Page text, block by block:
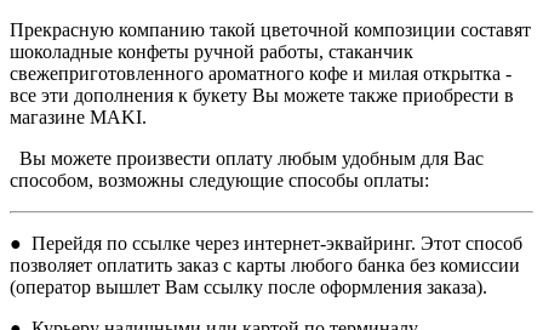
Прекрасную компанию такой цветочной композиции составят
шоколадные конфеты ручной работы, стаканчик
свежеприготовленного ароматного кофе и милая открытка -
все эти дополнения к букету Вы можете также приобрести в
магазине MAKI.
Вы можете произвести оплату любым удобным для Вас
способом, возможны следующие способы оплаты:
● Перейдя по ссылке через интернет-эквайринг. Этот способ
позволяет оплатить заказ с карты любого банка без комиссии
(оператор вышлет Вам ссылку после оформления заказа).